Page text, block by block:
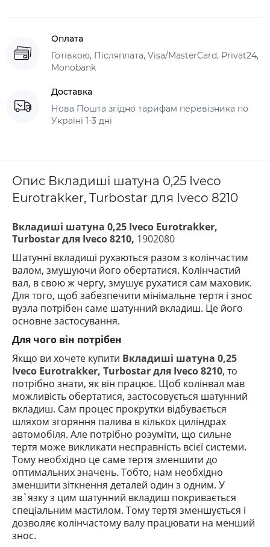
Оплата
Готівкою, Післяплата, Visa/MasterCard, Privat24,
Monobank
Доставка
Нова Пошта згідно тарифам перевізника по
Україні 1-3 дні
Опис Вкладиші шатуна 0,25 Iveco
Eurotrakker, Turbostar для Iveco 8210
Вкладиші шатуна 0,25 Iveco Eurotrakker,
Turbostar для Iveco 8210, 1902080
Шатунні вкладиші рухаються разом з колінчастим
валом, змушуючи його обертатися. Колінчастий
вал, в свою ж чергу, змушує рухатися сам маховик.
Для того, щоб забезпечити мінімальне тертя і знос
вузла потрібен саме шатунний вкладиш. Це його
основне застосування.
Для чого він потрібен
Якщо ви хочете купити Вкладиші шатуна 0,25
Iveco Eurotrakker, Turbostar для Iveco 8210, то
потрібно знати, як він працює. Щоб колінвал мав
можливість обертатися, застосовується шатунний
вкладиш. Сам процес прокрутки відбувається
шляхом згоряння палива в кількох циліндрах
автомобіля. Але потрібно розуміти, що сильне
тертя може викликати несправність всієї системи.
Тому необхідно це саме тертя зменшити до
оптимальних значень. Тобто, нам необхідно
зменшити зіткнення деталей один з одним. У
зв`язку з цим шатунний вкладиш покривається
спеціальним мастилом. Тому тертя зменшується і
дозволяє колінчастому валу працювати на менший
знос.